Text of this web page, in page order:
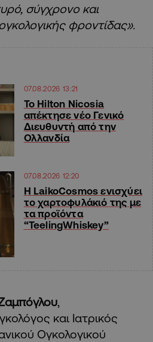
σύγχρονο και
φροντίδας».
07.08.2026 13:21
Το Hilton Nicosia
απέκτησε νέο Γενικό
Διευθυντή από την
Ολλανδία
07.08.2026 12:20
Η LaikoCosmos ενισχύει
το χαρτοφυλάκιό της με
τα προϊόντα
“TeelingWhiskey”
και Ιατρικός
Ογκολογικού